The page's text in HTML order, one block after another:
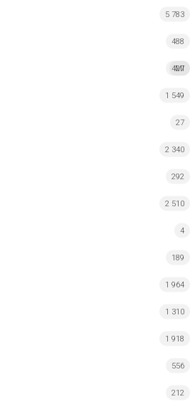
5 783
488
MI
427
1 549
27
2 340
292
2 510
4
189
1 964
1 310
1 918
556
212